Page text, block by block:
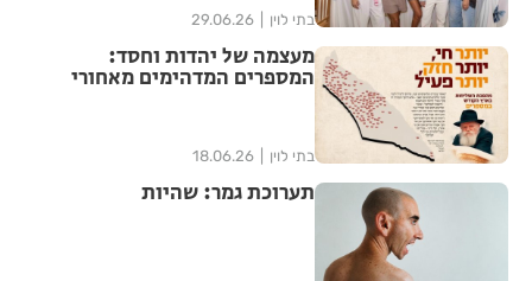
בתי לוין 29.06.26
מעצמה של יהדות וחסד:
המספרים המדהימים מאחורי
בתי לוין 18.06.26
תערוכת גמר: שהיות